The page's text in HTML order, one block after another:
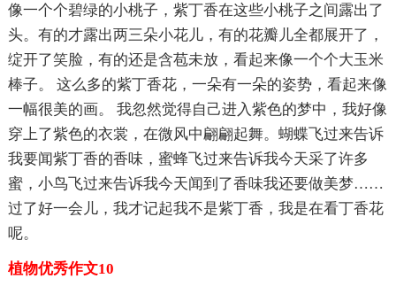
像一个个碧绿的小桃子，紫丁香在这些小桃子之间露出了
头。有的才露出两三朵小花儿，有的花瓣儿全都展开了，
绽开了笑脸，有的还是含苞未放，看起来像一个个大玉米
棒子。 这么多的紫丁香花，一朵有一朵的姿势，看起来像
一幅很美的画。 我忽然觉得自己进入紫色的梦中，我好像
穿上了紫色的衣裳，在微风中翩翩起舞。蝴蝶飞过来告诉
我要闻紫丁香的香味，蜜蜂飞过来告诉我今天采了许多
蜜，小鸟飞过来告诉我今天闻到了香味我还要做美梦……
过了好一会儿，我才记起我不是紫丁香，我是在看丁香花
呢。
植物优秀作文10